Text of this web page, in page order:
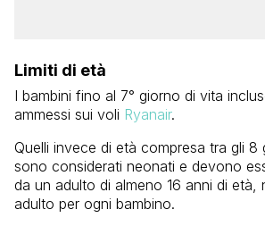
Limiti di età
I bambini fino al 7° giorno di vita
ammessi sui voli Ryanair.
Quelli invece di età compresa tra gli 8
sono considerati neonati e devono
da un adulto di almeno 16 anni di età,
adulto per ogni bambino.